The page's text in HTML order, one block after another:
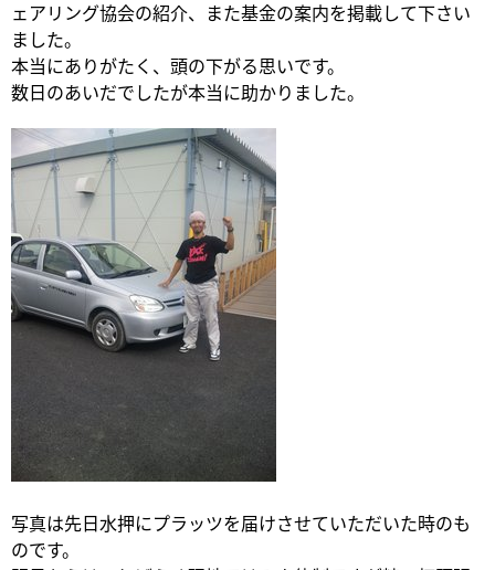
ェアリング協会の紹介、また基金の案内を掲載して下さい
ました。
本当にありがたく、頭の下がる思いです。
数日のあいだでしたが本当に助かりました。
写真は先日水押にプラッツを届けさせていただいた時のも
のです。